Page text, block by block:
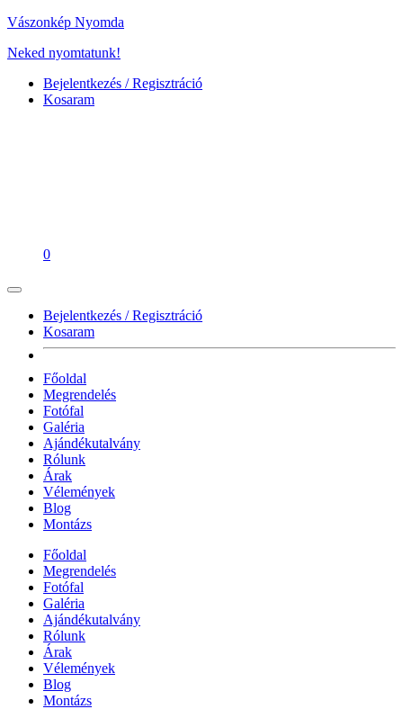
Vászonkép Nyomda
Neked nyomtatunk!
Bejelentkezés / Regisztráció
Kosaram
0
Bejelentkezés / Regisztráció
Kosaram
Főoldal
Megrendelés
Fotófal
Galéria
Ajándékutalvány
Rólunk
Árak
Vélemények
Blog
Montázs
Főoldal
Megrendelés
Fotófal
Galéria
Ajándékutalvány
Rólunk
Árak
Vélemények
Blog
Montázs